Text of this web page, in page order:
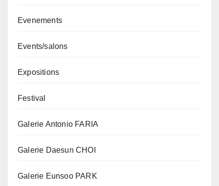
Evenements
Events/salons
Expositions
Festival
Galerie Antonio FARIA
Galerie Daesun CHOI
Galerie Eunsoo PARK